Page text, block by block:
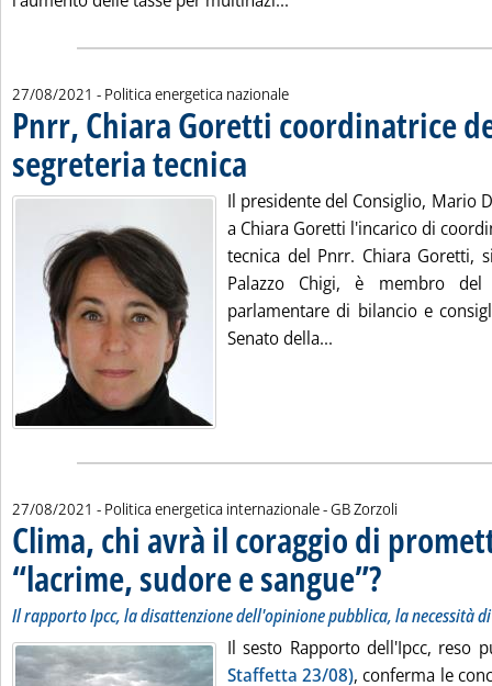
27/08/2021 - Politica energetica nazionale
Pnrr, Chiara Goretti coordinatrice
segreteria tecnica
Il presidente del Consiglio, Mario
a Chiara Goretti l'incarico di
tecnica del Pnrr. Chiara Goretti,
Palazzo Chigi, è membro del
parlamentare di bilancio e
Senato della...
27/08/2021 - Politica energetica internazionale -di:
GB Zorzoli
Clima, chi avrà il coraggio di
“lacrime, sudore e sangue”?. Sottotitolo: Il
. Pubblicata venerdì
Il rapporto Ipcc, la disattenzione dell'opinione pubblica, la necessità
Il sesto Rapporto dell'Ipcc, reso
Staffetta 23/08), conferma le